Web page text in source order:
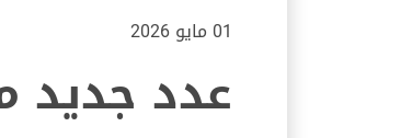
01 مايو 2026
عدد جديد